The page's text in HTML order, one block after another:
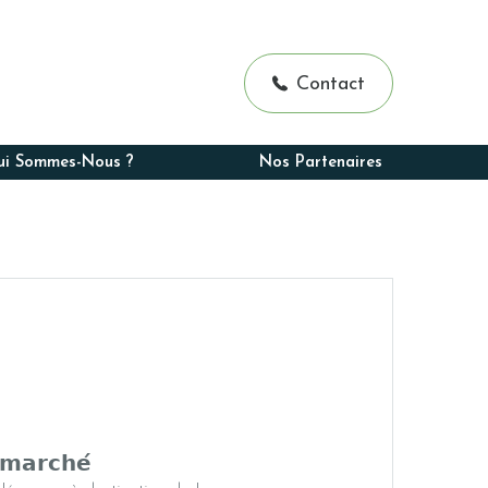
Contact
Sommes-Nous ? Nos Partenaires
𝗺𝗮𝗿𝗰𝗵𝗲́